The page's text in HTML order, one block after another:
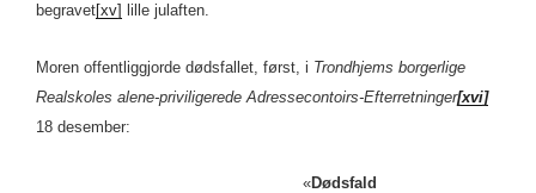
begravet[xv] lille julaften.
Moren offentliggjorde dødsfallet, først, i Trondhjems borgerlige
Realskoles alene-priviligerede Adressecontoirs-Efterretninger[xvi]
18 desember:
«Dødsfald